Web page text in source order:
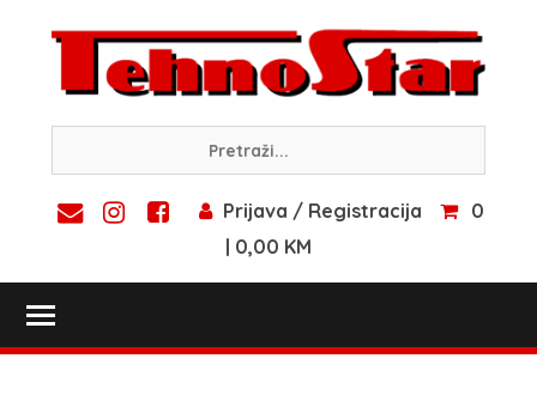
content
Prijava / Registracija
0
| 0,00 KM